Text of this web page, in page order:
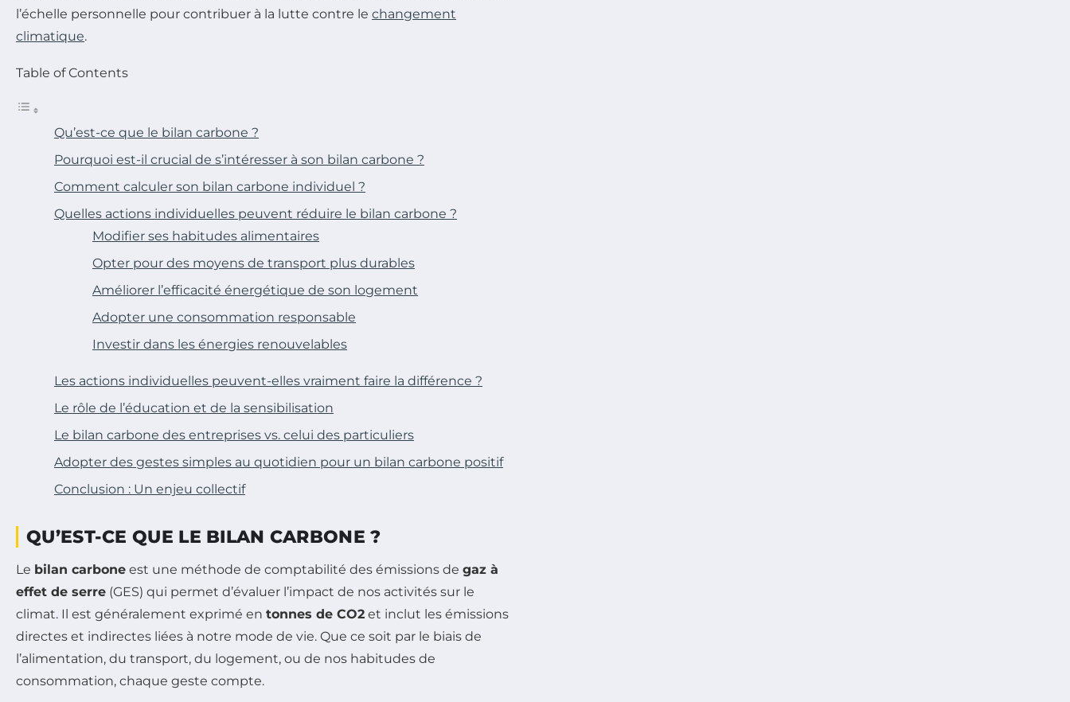
l’échelle personnelle pour contribuer à la lutte contre le changement
climatique.
Table of Contents
Qu’est-ce que le bilan carbone ?
Pourquoi est-il crucial de s’intéresser à son bilan carbone ?
Comment calculer son bilan carbone individuel ?
Quelles actions individuelles peuvent réduire le bilan carbone ?
Modifier ses habitudes alimentaires
Opter pour des moyens de transport plus durables
Améliorer l’efficacité énergétique de son logement
Adopter une consommation responsable
Investir dans les énergies renouvelables
Les actions individuelles peuvent-elles vraiment faire la différence ?
Le rôle de l’éducation et de la sensibilisation
Le bilan carbone des entreprises vs. celui des particuliers
Adopter des gestes simples au quotidien pour un bilan carbone positif
Conclusion : Un enjeu collectif
QU’EST-CE QUE LE BILAN CARBONE ?
Le bilan carbone est une méthode de comptabilité des émissions de gaz à
effet de serre (GES) qui permet d’évaluer l’impact de nos activités sur le
climat. Il est généralement exprimé en tonnes de CO2 et inclut les émissions
directes et indirectes liées à notre mode de vie. Que ce soit par le biais de
l’alimentation, du transport, du logement, ou de nos habitudes de
consommation, chaque geste compte.